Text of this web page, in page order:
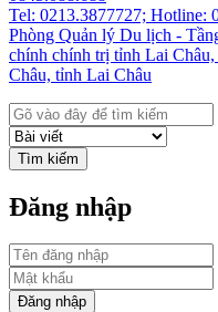
Tel: 0213.3877727; Hotline:
Phòng Quản lý Du lịch -
chính chính trị tỉnh Lai
Châu, tỉnh Lai Châu
Tìm kiếm
Đăng nhập
Đăng nhập